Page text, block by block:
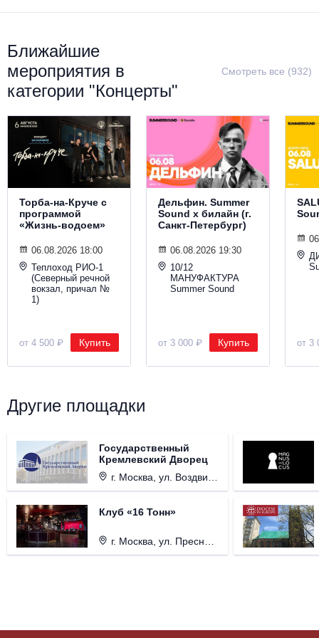
Ближайшие
мероприятия в
категории "Концерты"
Смотреть все (932)
Торба-на-Круче с
программой
«Жизнь-водоем»
06.08.2026 18:00
Теплоход РИО-1
(Северный речной
вокзал, причал №
1)
от 4 500 ₽ Купить
Дельфин. Summer
Sound х билайн (г.
Санкт-Петербург)
06.08.2026 19:30
10/12
МАНУФАКТУРА
Summer Sound
от 3 000 ₽ Купить от 3
Другие площадки
Государственный
Кремлевский Дворец
г. Москва, ул. Воздвиженка, д. 1, Кремль.
Клуб «16 Тонн»
г. Москва, ул. Пресненский Вал, д. 6, стр. 1.